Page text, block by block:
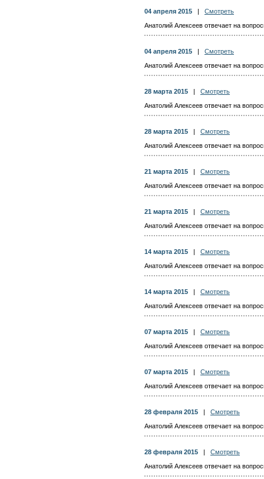
04 апреля 2015
Смотреть
Анатолий Алексеев отвечает на
04 апреля 2015
Смотреть
Анатолий Алексеев отвечает на
28 марта 2015
Смотреть
Анатолий Алексеев отвечает на
28 марта 2015
Смотреть
Анатолий Алексеев отвечает на
21 марта 2015
Смотреть
Анатолий Алексеев отвечает на
21 марта 2015
Смотреть
Анатолий Алексеев отвечает на
14 марта 2015
Смотреть
Анатолий Алексеев отвечает на
14 марта 2015
Смотреть
Анатолий Алексеев отвечает на
07 марта 2015
Смотреть
Анатолий Алексеев отвечает на
07 марта 2015
Смотреть
Анатолий Алексеев отвечает на
28 февраля 2015
Смотреть
Анатолий Алексеев отвечает на
28 февраля 2015
Смотреть
Анатолий Алексеев отвечает на